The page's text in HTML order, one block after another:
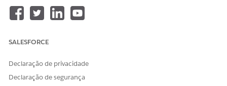
Número do artigo do Knowledge
SALESFORCE
Declaração de privacidade
Declaração de segurança